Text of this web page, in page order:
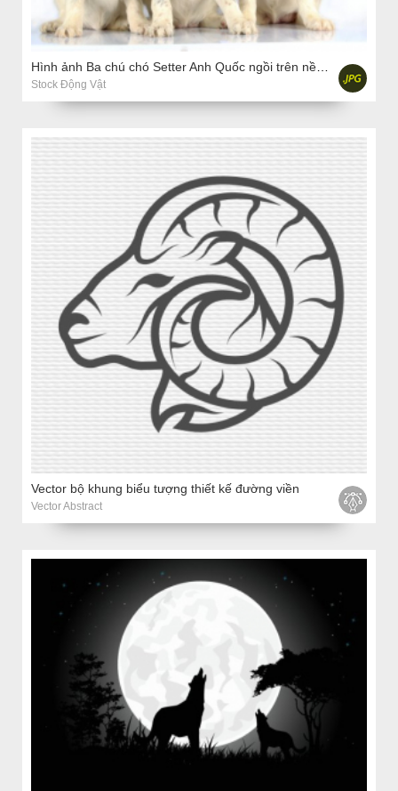
Hình ảnh Ba chú chó Setter Anh Quốc ngồi trên nền trắng.
Stock Động Vật
Vector bộ khung biểu tượng thiết kế đường viền
Vector Abstract